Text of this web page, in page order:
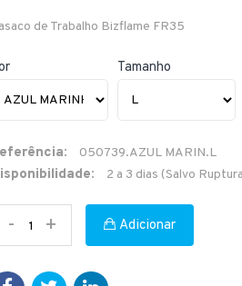
de Trabalho Bizflame FR35
Tamanho
050739.AZUL MARIN.L
2 a 3 dias (Salvo
- + Adicionar